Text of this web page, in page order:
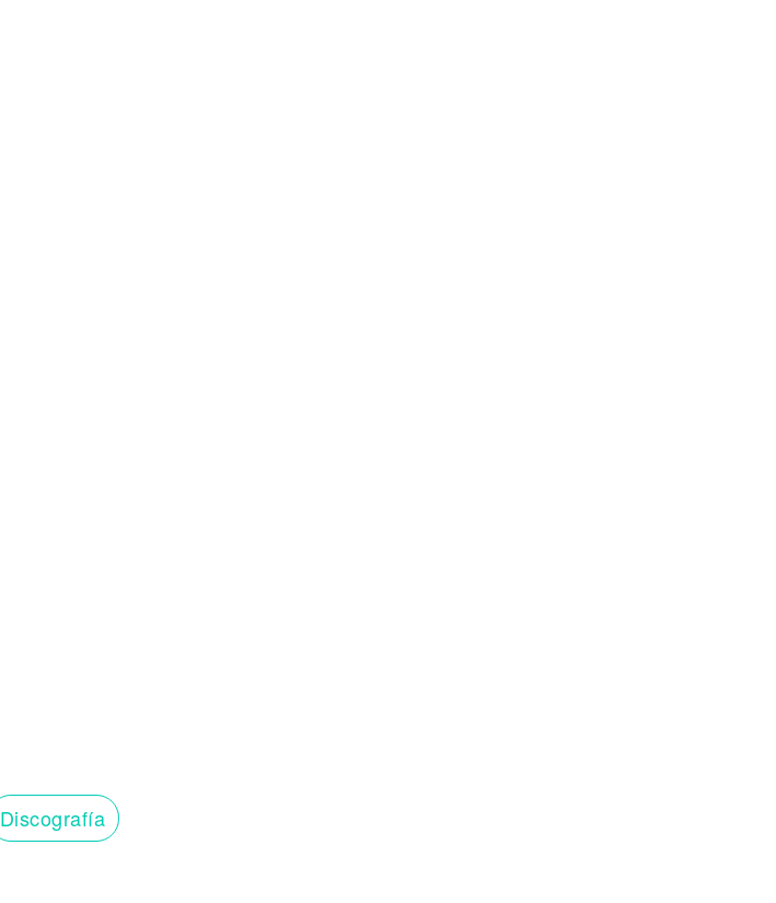
Discografía